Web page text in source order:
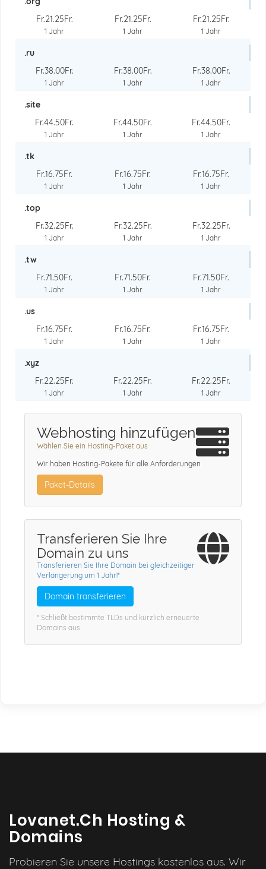
Fr.21.25Fr.
1 Jahr
Fr.21.25Fr.
1 Jahr
Fr.21.25Fr.
1 Jahr
.ru
Fr.38.00Fr.
1 Jahr
Fr.38.00Fr.
1 Jahr
Fr.38.00Fr.
1 Jahr
.site
Fr.44.50Fr.
1 Jahr
Fr.44.50Fr.
1 Jahr
Fr.44.50Fr.
1 Jahr
.tk
Fr.16.75Fr.
1 Jahr
Fr.16.75Fr.
1 Jahr
Fr.16.75Fr.
1 Jahr
.top
Fr.32.25Fr.
1 Jahr
Fr.32.25Fr.
1 Jahr
Fr.32.25Fr.
1 Jahr
.tw
Fr.71.50Fr.
1 Jahr
Fr.71.50Fr.
1 Jahr
Fr.71.50Fr.
1 Jahr
.us
Fr.16.75Fr.
1 Jahr
Fr.16.75Fr.
1 Jahr
Fr.16.75Fr.
1 Jahr
.xyz
Fr.22.25Fr.
1 Jahr
Fr.22.25Fr.
1 Jahr
Fr.22.25Fr.
1 Jahr
Webhosting hinzufügen
Wählen Sie ein Hosting-Paket aus
Wir haben Hosting-Pakete für alle Anforderungen
Paket-Details
Transferieren Sie Ihre
Domain zu uns
Transferieren Sie Ihre Domain bei gleichzeitiger
Verlängerung um 1 Jahr!*
Domain transferieren
* Schließt bestimmte TLDs und kürzlich erneuerte
Domains aus.
Lovanet.ch Hosting &
Domains
Probieren Sie unsere Hostings kostenlos aus. Wir